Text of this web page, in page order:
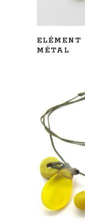
ELÉMENT
MÉTAL